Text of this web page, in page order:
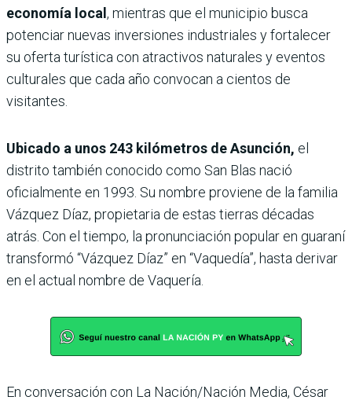
economía local , mientras que el municipio busca
potenciar nuevas inversiones industriales y fortalecer
su oferta turística con atractivos naturales y eventos
culturales que cada año convocan a cientos de
visitantes.
Ubicado a unos 243 kilómetros de Asunción, el
distrito también conocido como San Blas nació
oficialmente en 1993. Su nombre proviene de la familia
Vázquez Díaz, propietaria de estas tierras décadas
atrás. Con el tiempo, la pronunciación popular en guaraní
transformó “Vázquez Díaz” en “Vaquedía”, hasta derivar
en el actual nombre de Vaquería.
En conversación con La Nación/Nación Media, César